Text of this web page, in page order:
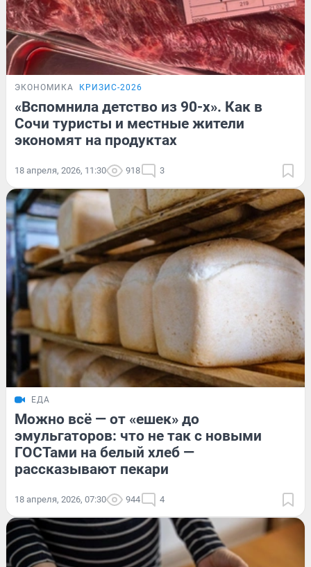
ЭКОНОМИКА КРИЗИС-2026
«Вспомнила детство из 90-х». Как в
Сочи туристы и местные жители
экономят на продуктах
18 апреля, 2026, 11:30 918 3
ЕДА
Можно всё — от «ешек» до
эмульгаторов: что не так с новыми
ГОСТами на белый хлеб —
рассказывают пекари
18 апреля, 2026, 07:30 944 4